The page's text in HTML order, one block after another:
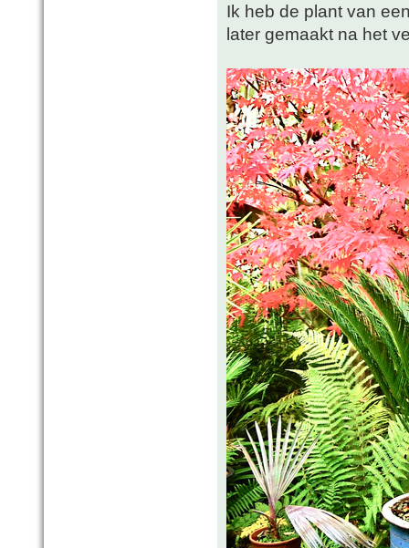
Ik heb de plant van
later gemaakt na het